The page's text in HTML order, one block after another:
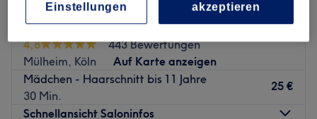
Aylin Hairstyling
4,8
443 Bewertungen
Mülheim, Köln
Auf Karte anzeigen
Mädchen - Haarschnitt bis 11 Jahre
30 Min.
25 €
Schnellansicht Saloninfos
Einstellungen
akzeptieren